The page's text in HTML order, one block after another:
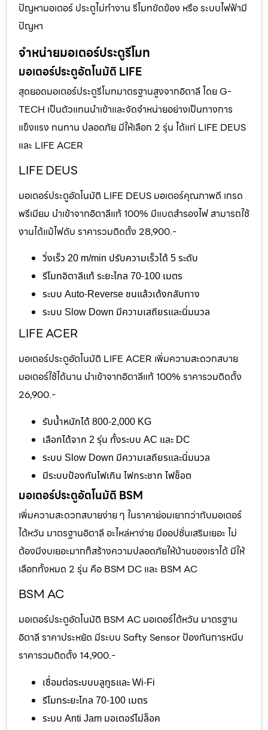
ปัญหามอเตอร์ ประตูไม่ทำงาน รีโมทขัดข้อง หรือ ระบบไฟฟ้ามี
ปัญหา
จำหน่ายมอเตอร์ประตูรีโมท
มอเตอร์ประตูอัตโนมัติ LIFE
สุดยอดมอเตอร์ประตูรีโมทมาตรฐานสูงจากอิตาลี โดย G-
TECH เป็นตัวแทนนำเข้าและจัดจำหน่ายอย่างเป็นทางการ
แข็งแรง ทนทาน ปลอดภัย มีให้เลือก 2 รุ่น ได้แก่ LIFE DEUS
และ LIFE ACER
LIFE DEUS
มอเตอร์ประตูอัตโนมัติ LIFE DEUS มอเตอร์คุณภาพดี เกรด
พรีเมียม นำเข้าจากอิตาลีแท้ 100% มีแบตสำรองไฟ สามารถใช้
งานได้แม้ไฟดับ ราคารวมติดตั้ง 28,900.-
วิ่งเร็ว 20 m/min ปรับความเร็วได้ 5 ระดับ
รีโมทอิตาลีแท้ ระยะไกล 70-100 เมตร
ระบบ Auto-Reverse ชนแล้วเด้งกลับทาง
ระบบ Slow Down มีความเสถียรและนิ่มนวล
LIFE ACER
มอเตอร์ประตูอัตโนมัติ LIFE ACER เพิ่มความสะดวกสบาย
มอเตอร์ใช้ได้นาน นำเข้าจากอิตาลีแท้ 100% ราคารวมติดตั้ง
26,900.-
รับน้ำหนักได้ 800-2,000 KG
เลือกได้จาก 2 รุ่น ทั้งระบบ AC และ DC
ระบบ Slow Down มีความเสถียรและนิ่มนวล
มีระบบป้องกันไฟเกิน ไฟกระชาก ไฟช็อต
มอเตอร์ประตูอัตโนมัติ BSM
เพิ่มความสะดวกสบายง่าย ๆ ในราคาย่อมเยากว่ากับมอเตอร์
ไต้หวัน มาตรฐานอิตาลี อะไหล่หาง่าย มีออปชั่นเสริมเยอะ ไม่
ต้องมีงบเยอะมากก็สร้างความปลอดภัยให้บ้านของเราได้ มีให้
เลือกทั้งหมด 2 รุ่น คือ BSM DC และ BSM AC
BSM AC
มอเตอร์ประตูอัตโนมัติ BSM AC มอเตอร์ไต้หวัน มาตรฐาน
อิตาลี ราคาประหยัด มีระบบ Safty Sensor ป้องกันการหนีบ
ราคารวมติดตั้ง 14,900.-
เชื่อมต่อระบบบลูทูธและ Wi-Fi
รีโมทระยะไกล 70-100 เมตร
ระบบ Anti Jam มอเตอร์ไม่ล็อค